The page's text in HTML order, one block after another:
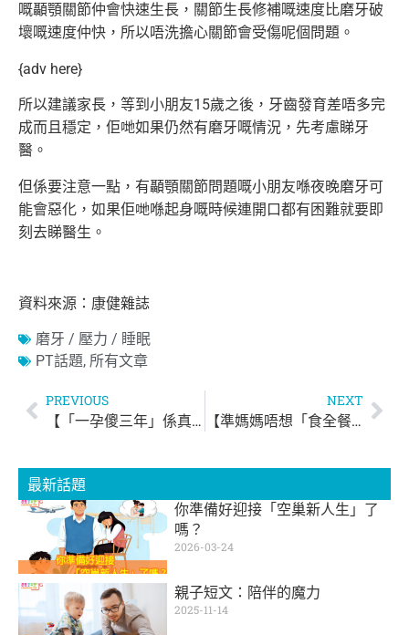
嘅顳顎關節仲會快速生長，關節生長修補嘅速度比磨牙破
壞嘅速度仲快，所以唔洗擔心關節會受傷呢個問題。
{adv here}
所以建議家長，等到小朋友15歲之後，牙齒發育差唔多完
成而且穩定，佢哋如果仍然有磨牙嘅情況，先考慮睇牙
醫。
但係要注意一點，有顳顎關節問題嘅小朋友喺夜晚磨牙可
能會惡化，如果佢哋喺起身嘅時候連開口都有困難就要即
刻去睇醫生。
資料來源：康健雜誌
磨牙 / 壓力 / 睡眠
PT話題, 所有文章
PREVIOUS
【「一孕傻三年」係真定假？】
NEXT
【準媽媽唔想「食全餐」？卸貨前要做好準備！】
最新話題
你準備好迎接「空巢新人生」了
嗎？
2026-03-24
親子短文：陪伴的魔力
2025-11-14